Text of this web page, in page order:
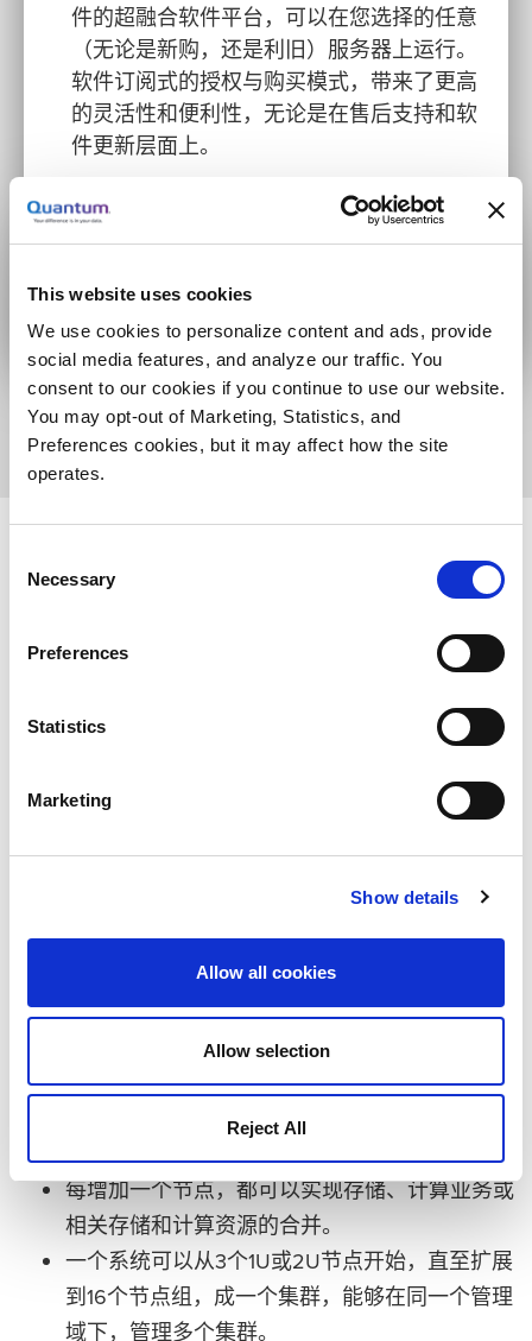
This website uses cookies
We use cookies to personalize content and ads, provide
social media features, and analyze our traffic. You
consent to our cookies if you continue to use our website.
You may opt-out of Marketing, Statistics, and
Preferences cookies, but it may affect how the site
operates.
Selection
Necessary
Preferences
Statistics
Marketing
Show details
Allow all cookies
Allow selection
Reject All
件的超融合软件平台，可以在您选择的任意
（无论是新购，还是利旧）服务器上运行。
软件订阅式的授权与购买模式，带来了更高
的灵活性和便利性，无论是在售后支持和软
件更新层面上。
探索一体化视频监控平台
从小处着手，只在需要的时候，做需要的事
每增加一个节点，都可以实现存储、计算业务或
相关存储和计算资源的合并。
一个系统可以从3个1U或2U节点开始，直至扩展
到16个节点组，成一个集群，能够在同一个管理
域下，管理多个集群。